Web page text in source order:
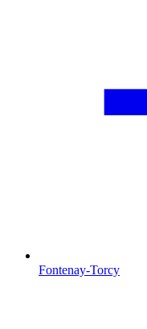
Fontenay-Torcy